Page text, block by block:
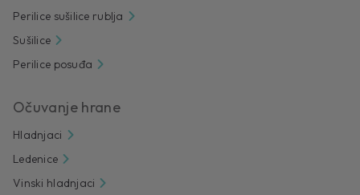
Perilice sušilice rublja
Sušilice
Perilice posuđa
Očuvanje hrane
Hladnjaci
Ledenice
Vinski hladnjaci